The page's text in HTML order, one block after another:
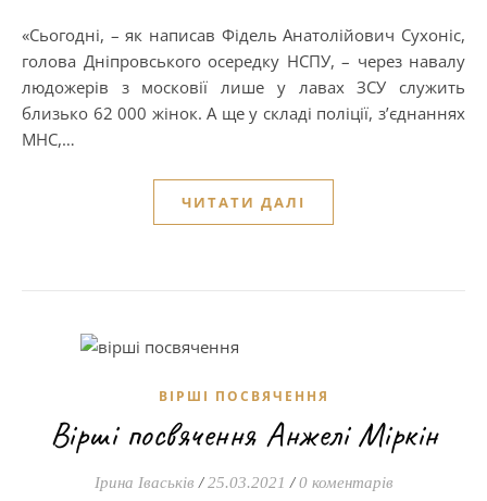
«Сьогодні, – як написав Фідель Анатолійович Сухоніс,
голова Дніпровського осередку НСПУ, – через навалу
людожерів з московії лише у лавах ЗСУ служить
близько 62 000 жінок. А ще у складі поліції, з’єднаннях
МНС,…
ЧИТАТИ ДАЛІ
ВІРШІ ПОСВЯЧЕННЯ
Вірші посвячення Анжелі Міркін
Ірина Іваськів / 25.03.2021 / 0 коментарів